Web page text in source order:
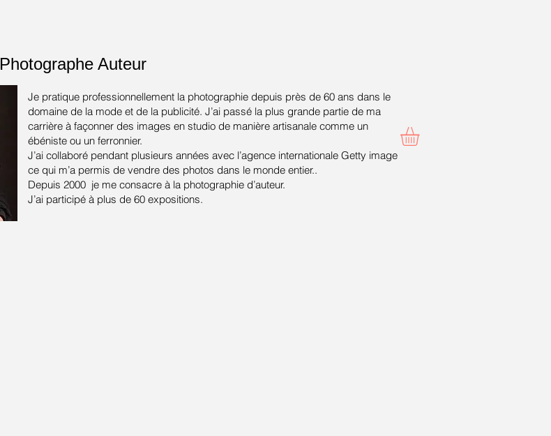
Photographe Auteur
Je pratique professionnellement la photographie depuis près de 60 ans dans le
domaine de la mode et de la publicité. J’ai passé la plus grande partie de ma
carrière à façonner des images en studio de manière artisanale comme un
ébéniste ou un ferronnier.
J’ai collaboré pendant plusieurs années avec l’agence internationale Getty image
ce qui m’a permis de vendre des photos dans le monde entier..
Depuis 2000 je me consacre à la photographie d’auteur.
J’ai participé à plus de 60 expositions.